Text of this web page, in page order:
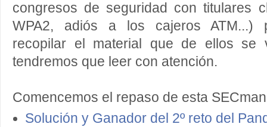
congresos de seguridad con titulares
WPA2, adiós a los cajeros ATM...)
recopilar el material que de ellos se
tendremos que leer con atención.
Comencemos el repaso de esta
Solución y Ganador del 2º reto del